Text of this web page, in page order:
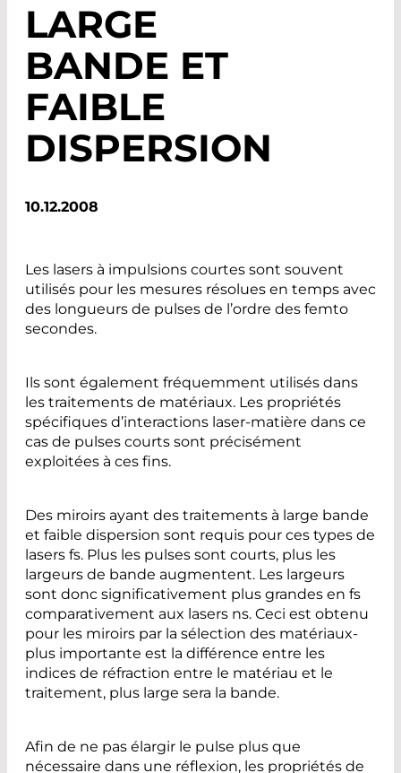
LARGE
BANDE ET
FAIBLE
DISPERSION
10.12.2008
Les lasers à impulsions courtes sont souvent
utilisés pour les mesures résolues en temps avec
des longueurs de pulses de l’ordre des femto
secondes.
Ils sont également fréquemment utilisés dans
les traitements de matériaux. Les propriétés
spécifiques d’interactions laser-matière dans ce
cas de pulses courts sont précisément
exploitées à ces fins.
Des miroirs ayant des traitements à large bande
et faible dispersion sont requis pour ces types de
lasers fs. Plus les pulses sont courts, plus les
largeurs de bande augmentent. Les largeurs
sont donc significativement plus grandes en fs
comparativement aux lasers ns. Ceci est obtenu
pour les miroirs par la sélection des matériaux-
plus importante est la différence entre les
indices de réfraction entre le matériau et le
traitement, plus large sera la bande.
Afin de ne pas élargir le pulse plus que
nécessaire dans une réflexion, les propriétés de